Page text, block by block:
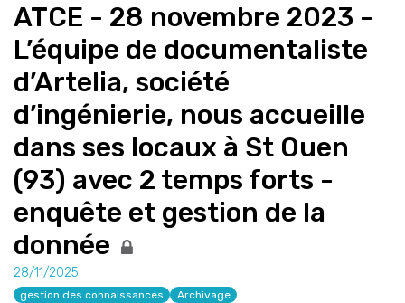
ATCE - 28 novembre 2023 -
L’équipe de documentaliste
d’Artelia, société
d’ingénierie, nous accueille
dans ses locaux à St Ouen
(93) avec 2 temps forts -
enquête et gestion de la
donnée
28/11/2025
gestion des connaissances Archivage